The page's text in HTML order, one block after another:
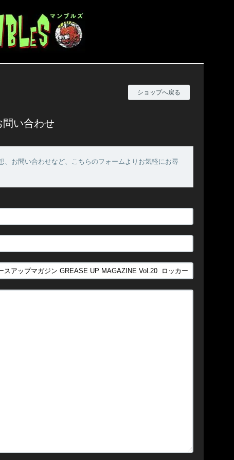
ショップへ戻る
問い合わせ
、お問い合わせなど、こちらのフォームよりお気軽にお尋